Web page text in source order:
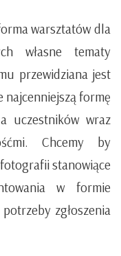
warsztatów dla
własne tematy
przewidziana jest
formę
uczestników wraz
Chcemy by
stanowiące
w formie
zgłoszenia